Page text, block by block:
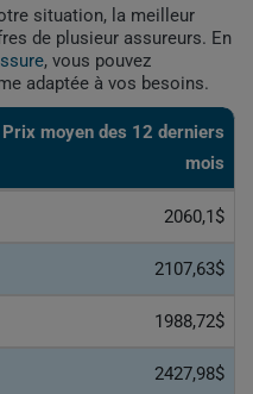
situation, la meilleur
de plusieur assureurs. En
, vous pouvez
adaptée à vos besoins.
Prix ​​moyen des 12 derniers
mois
2060,1$
2107,63$
1988,72$
2427,98$